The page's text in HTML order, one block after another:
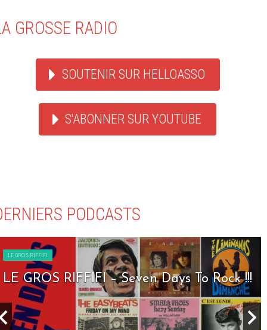
GROSSE RADIO
SOUTENIR SUR HELLOASSO
S'ABONNER SUR YOUTUBE
PODCASTS
LE GROS RIFFIFI
LE GROS RIFFIFI – Seven Days To Rock !!!